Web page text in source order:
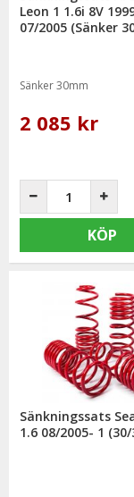
Leon 1 1.6i 8V
07/2005 (Sänker
Sänker 30mm
2 085 kr
KÖP
Sänkningssats
1.6 08/2005- 1